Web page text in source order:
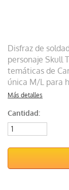
Disfraz de
personaje Skull
temáticas de
única M/L para
Más detalles
Cantidad: